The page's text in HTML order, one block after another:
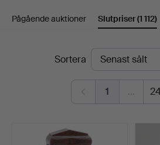
på
Johansson
Pågående auktioner Slutpriser(1 112)
SlutpriserSortera
1 …